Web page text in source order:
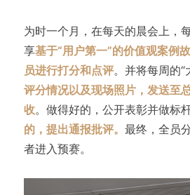
为时一个月，在每天的晨会上，
享基于“用户第一”的价值观案例
员进行打分和点评。并将每周的“
评分情况以及现场照片，发送至
收。做得好的，公开表彰并做标
的，提出通报批评。 最终，全员
者进入预赛。